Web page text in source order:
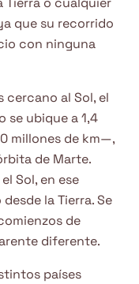
que su recorrido
con ninguna
cercano al Sol, el
se ubique a 1,4
millones de km—,
de Marte.
Sol, en ese
la Tierra. Se
de
diferente.
países